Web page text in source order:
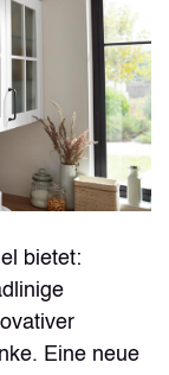
bietet:
Eine neue